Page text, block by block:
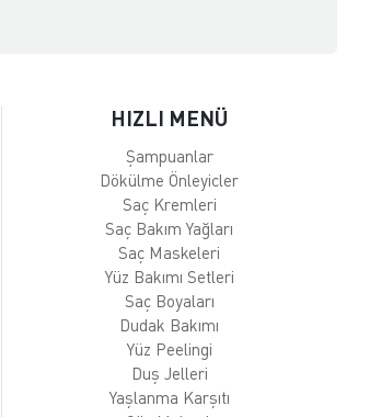
HIZLI MENÜ
Şampuanlar
Dökülme Önleyicler
Saç Kremleri
Saç Bakım Yağları
Saç Maskeleri
Yüz Bakımı Setleri
Saç Boyaları
Dudak Bakımı
Yüz Peelingi
Duş Jelleri
Yaşlanma Karşıtı